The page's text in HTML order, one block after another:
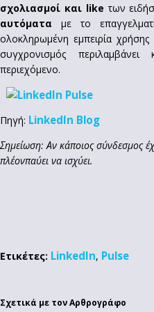
σχολιασμοί και like των
αυτόματα με το
ολοκληρωμένη εμπειρία
συγχρονισμός
περιεχόμενο.
Πηγή: LinkedIn Blog
Σημείωση: Αν κάποιος σύνδεσμος
πλέονπαύει να ισχύει.
Ετικέτες: LinkedIn, Pulse
Σχετικά με τον Αρθρογράφο